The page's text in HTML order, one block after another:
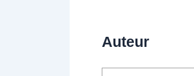
Auteur